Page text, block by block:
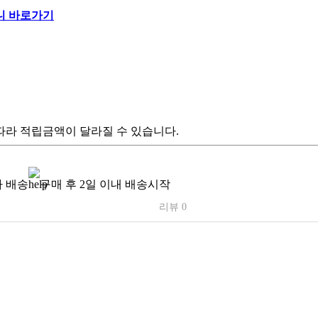
라 적립금액이 달라질 수 있습니다.
배송 구매 후 2일 이내 배송시작
리뷰 0